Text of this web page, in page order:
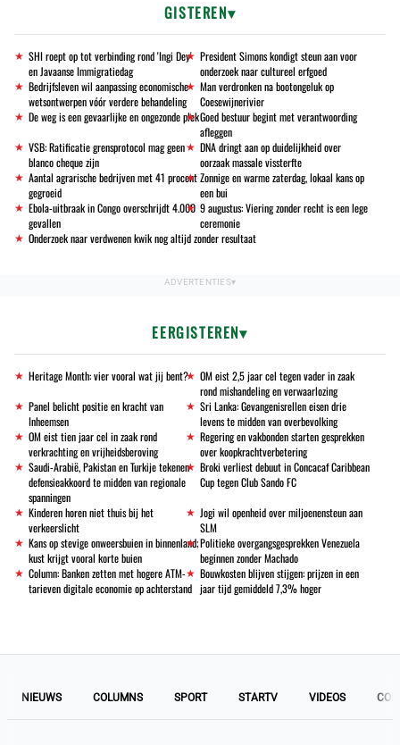
GISTEREN
SHI roept op tot verbinding rond 'Ingi Dey'
en Javaanse Immigratiedag
President Simons kondigt steun aan voor
onderzoek naar cultureel erfgoed
Bedrijfsleven wil aanpassing economische
wetsontwerpen vóór verdere behandeling
Man verdronken na bootongeluk op
Coesewijnerivier
De weg is een gevaarlijke en ongezonde plekGoed bestuur begint met verantwoording
afleggen
VSB: Ratificatie grensprotocol mag geen
blanco cheque zijn
DNA dringt aan op duidelijkheid over
oorzaak massale vissterfte
Aantal agrarische bedrijven met 41 procent
gegroeid
Zonnige en warme zaterdag, lokaal kans op
een bui
Ebola-uitbraak in Congo overschrijdt 4.000
gevallen
9 augustus: Viering zonder recht is een lege
ceremonie
Onderzoek naar verdwenen kwik nog altijd zonder resultaat
EERGISTEREN
Heritage Month: vier vooral wat jij bent?
OM eist 2,5 jaar cel tegen vader in zaak
rond mishandeling en verwaarlozing
Panel belicht positie en kracht van
Inheemsen
Sri Lanka: Gevangenisrellen eisen drie
levens te midden van overbevolking
OM eist tien jaar cel in zaak rond
verkrachting en vrijheidsberoving
Regering en vakbonden starten gesprekken
over koopkrachtverbetering
Saudi-Arabië, Pakistan en Turkije tekenen
defensieakkoord te midden van regionale
spanningen
Broki verliest debuut in Concacaf Caribbean
Cup tegen Club Sando FC
Kinderen horen niet thuis bij het
verkeerslicht
Jogi wil openheid over miljoenensteun aan
SLM
Kans op stevige onweersbuien in binnenland;
kust krijgt vooral korte buien
Politieke overgangsgesprekken Venezuela
beginnen zonder Machado
Column: Banken zetten met hogere ATM-
tarieven digitale economie op achterstand
Bouwkosten blijven stijgen: prijzen in een
jaar tijd gemiddeld 7,3% hoger
NIEUWS COLUMNS SPORT STARTV VIDEOS